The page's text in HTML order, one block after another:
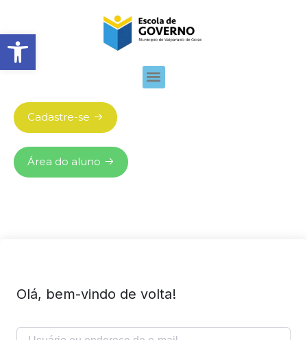
Abrir barra de ferramentas
Cadastre-se
Área do aluno
Olá, bem-vindo de volta!